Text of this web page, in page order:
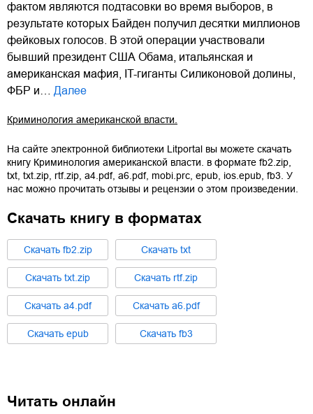
фактом являются подтасовки во время выборов, в
результате которых Байден получил десятки миллионов
фейковых голосов. В этой операции участвовали
бывший президент США Обама, итальянская и
американская мафия, IT-гиганты Силиконовой долины,
ФБР и…
Далее
Криминология американской власти.
На сайте электронной библиотеки Litportal вы можете скачать
книгу Криминология американской власти. в формате fb2.zip,
txt, txt.zip, rtf.zip, a4.pdf, a6.pdf, mobi.prc, epub, ios.epub, fb3. У
нас можно прочитать отзывы и рецензии о этом произведении.
Скачать книгу в форматах
Cкачать fb2.zip Cкачать txt
Cкачать txt.zip Cкачать rtf.zip
Cкачать a4.pdf Cкачать a6.pdf
Cкачать epub Cкачать fb3
Читать онлайн